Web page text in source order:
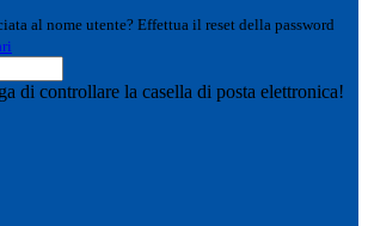
al nome utente? Effettua il reset della password
di controllare la casella di posta elettronica!